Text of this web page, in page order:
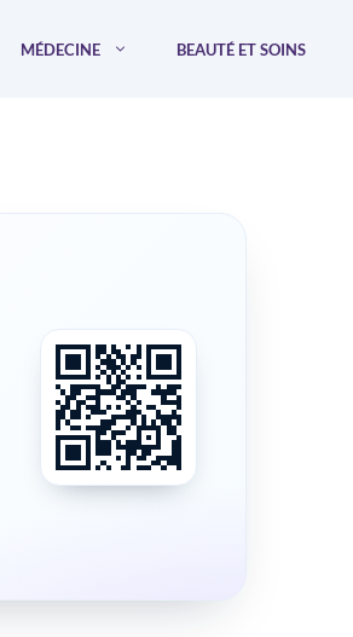
MÉDECINE BEAUTÉ ET SOINS